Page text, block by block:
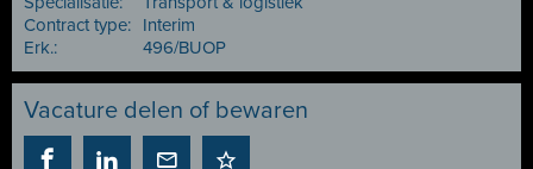
Contract type:
Interim
Erk.:
496/BUOP
Vacature delen of bewaren